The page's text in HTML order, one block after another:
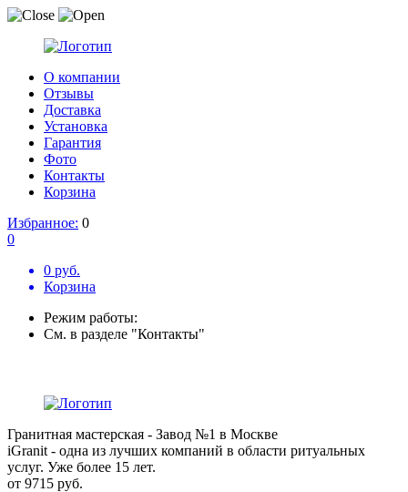
О компании
Отзывы
Доставка
Установка
Гарантия
Фото
Контакты
Корзина
Избранное: 0
0
0 руб.
Корзина
Режим работы:
См. в разделе "Контакты"
Гранитная мастерская - Завод №1 в Москве
iGranit - одна из лучших компаний в области ритуальных
услуг. Уже более 15 лет.
от 9715 руб.